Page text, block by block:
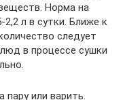
Норма на
л в сутки. Ближе к
следует
в процессе сушки
или варить.